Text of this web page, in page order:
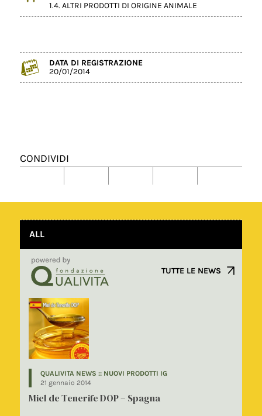
1.4. ALTRI PRODOTTI DI ORIGINE ANIMALE
DATA DI REGISTRAZIONE
20/01/2014
CONDIVIDI
ALL
TUTTE LE NEWS
QUALIVITA NEWS :: NUOVI PRODOTTI IG
21 gennaio 2014
Miel de Tenerife DOP – Spagna